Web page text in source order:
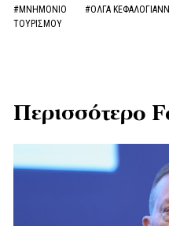
#ΜΝΗΜΟΝΙΟ
#ΟΛΓΑ
ΤΟΥΡΙΣΜΟΥ
Περισσότερο